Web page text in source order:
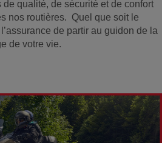
qualité, de sécurité et de confort
nos routières. Quel que soit le
de partir au guidon de la
de votre vie.